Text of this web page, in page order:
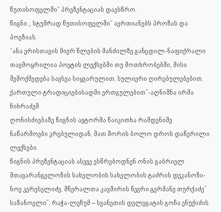
წუთისოფელში“ პრეზენტაციას დაესწრო.
წიგნი „ სტუმრად წუთისოფელში“ აერთიანებს პროზას და
პოეზიას.
“ანა ერისთავის მიერ წლების მანძილზე განცდილ-ნაფიქრალი
თავმოყრილია პოეტის ლექსებში თუ მოთხრობებში, მისი
შემოქმედება სავსეა სიყვარულით, სულიერი ღირებულებებით,
ქართული ტრადიციებისადმი ერთგულებით”-აღნიშნა ირმა
ჩიხრაძემ
ღონისძიებაზე წიგნის ავტორმა წაიკითხა რამდენიმე
ნაწარმოები კრებულიდან, მათ შორის ბოლო დროს დაწერილი
ლექსები.
წიგნის პრეზენტაციას ასევე ესწრებოდნენ ონის გაბრიელ
მთავარანგელოზის სახელობის სახელობის ტაძრის დეკანოზი-
ნოე კერესელიძე, მწერალთა კავშირის წევრი გერმანე თურქაძე”
საზანოელი”, რაჭა-ლეჩუმ – სვანეთის დელეგატის გოჩა ენუქიძის